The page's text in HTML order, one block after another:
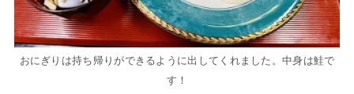
おにぎりは持ち帰りができるように出してくれました。中身は鮭で
す！